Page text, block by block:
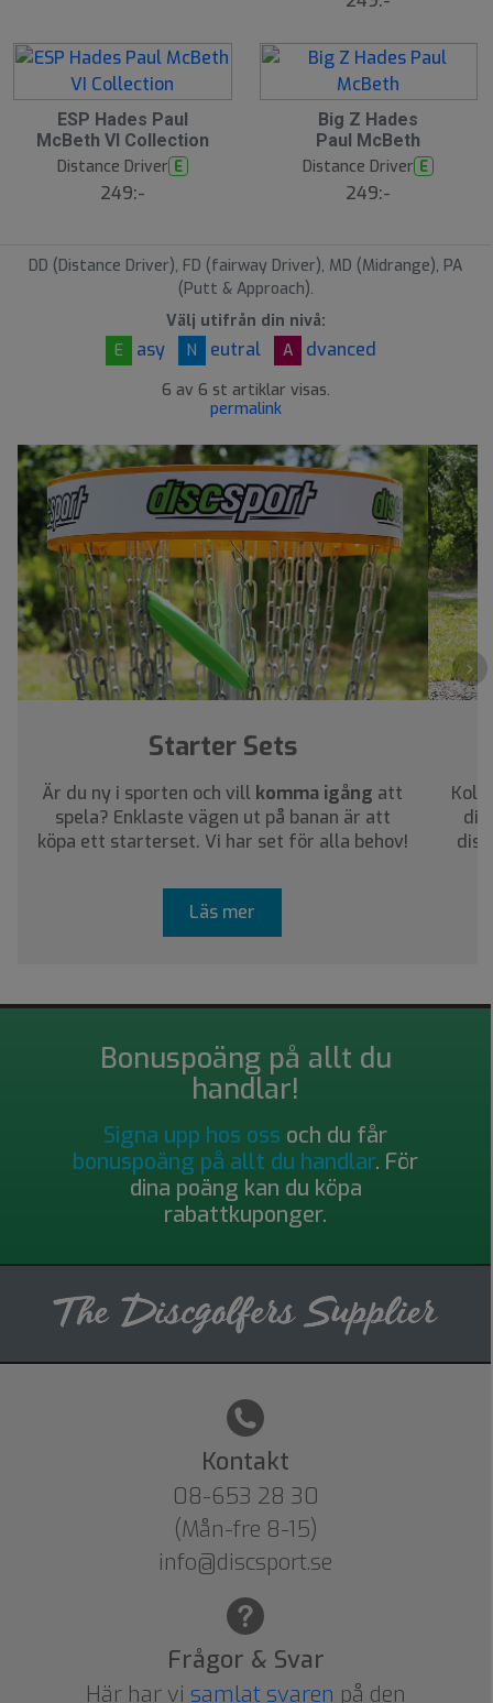
ESP Hades Paul
McBeth VI Collection
Distance Driver E
249:-
Big Z Hades
Paul McBeth
Distance Driver E
249:-
DD (Distance Driver), FD (fairway Driver), MD (Midrange), PA
(Putt & Approach).
Välj utifrån din nivå:
E
asy N eutral A dvanced
6 av 6 st artiklar visas.
permalink
›
Starter Sets
Är du ny i sporten och vill komma igång att
spela? Enklaste vägen ut på banan är att
köpa ett starterset. Vi har set för alla behov!
Läs mer
Bonuspoäng på allt du
handlar!
Signa upp hos oss och du får
bonuspoäng på allt du handlar. För
dina poäng kan du köpa
rabattkuponger.
Kontakt
08-653 28 30
(Mån-fre 8-15)
info@discsport.se
Frågor & Svar
Här har vi samlat svaren på den